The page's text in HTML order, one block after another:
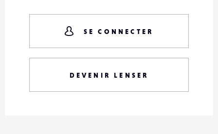
SE CONNECTER
DEVENIR LENSER